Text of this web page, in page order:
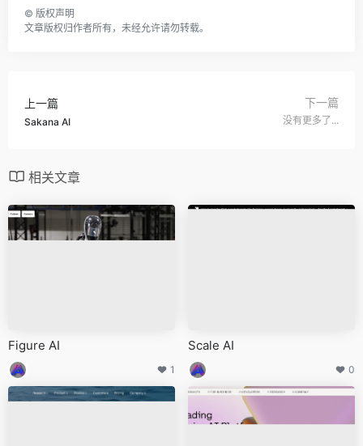
© 版权声明
文章版权归作者所有，未经允许请勿转载。
上一篇
Sakana AI
下一篇
没有更多了...
相关文章
Figure AI
1
Scale AI
0